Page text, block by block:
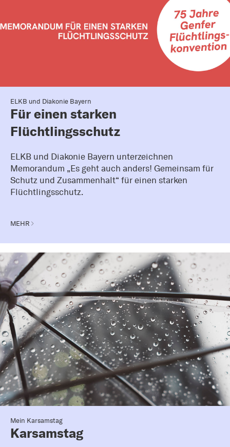
ELKB und Diakonie Bayern
Für einen starken
Flüchtlingsschutz
ELKB und Diakonie Bayern unterzeichnen
Memorandum „Es geht auch anders! Gemeinsam für
Schutz und Zusammenhalt“ für einen starken
Flüchtlingsschutz.
MEHR
Mein Karsamstag
Karsamstag